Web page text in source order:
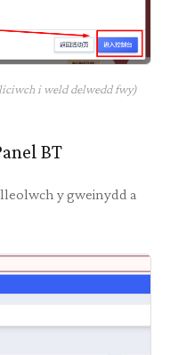
i weld delwedd fwy)
BT
y gweinydd a